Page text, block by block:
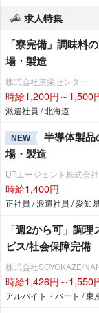
求人特集
「寮完備」調味料
場・製造
株式会社京栄センター
時給1,200円～1,500
派遣社員 / 北海道
NEW
半導体製
場・製造
UTエージェント株式会
時給1,400円
正社員 / 派遣社員 / 愛知県
「週2から可」調
ビス/社会保障完備
株式会社SOYOKAZE/
時給1,426円～1,550
アルバイト・パート / 東